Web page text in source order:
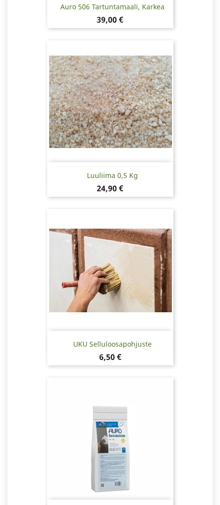
Auro 506 Tartuntamaali, Karkea
Hinta
39,00 €
Luuliima 0,5 Kg
Hinta
24,90 €
UKU Selluloosapohjuste
Hinta
6,50 €